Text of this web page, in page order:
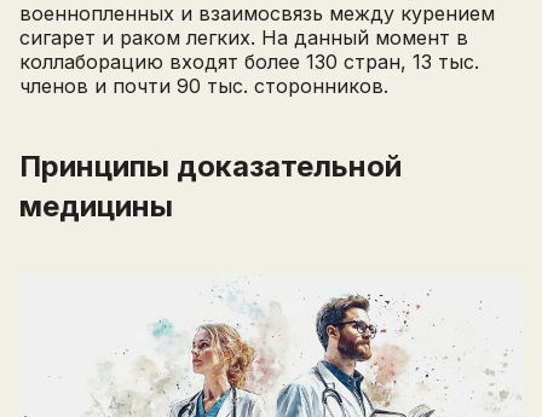
военнопленных и взаимосвязь между курением
сигарет и раком легких. На данный момент в
коллаборацию входят более 130 стран, 13 тыс.
членов и почти 90 тыс. сторонников.
Принципы доказательной
медицины